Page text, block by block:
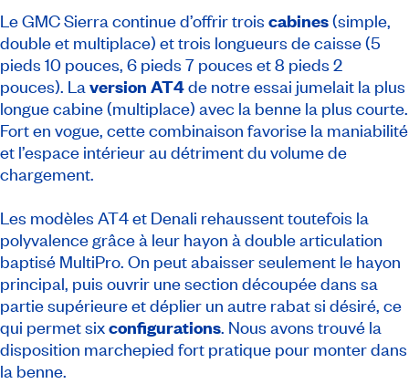
Le GMC Sierra continue d’offrir trois cabines(simple,
double et multiplace) et trois longueurs de caisse (5
pieds 10 pouces, 6 pieds 7 pouces et 8 pieds 2
pouces). Laversion AT4de notre essai jumelait la plus
longue cabine (multiplace) avec la benne la plus courte.
Fort en vogue, cette combinaison favorise la maniabilité
et l’espace intérieur au détriment du volume de
chargement.
Les modèles AT4 et Denali rehaussent toutefois la
polyvalence grâce à leur hayon à double articulation
baptisé MultiPro. On peut abaisser seulement le hayon
principal, puis ouvrir une section découpée dans sa
partie supérieure et déplier un autre rabat si désiré, ce
qui permet sixconfigurations. Nous avons trouvé la
disposition marchepied fort pratique pour monter dans
la benne.